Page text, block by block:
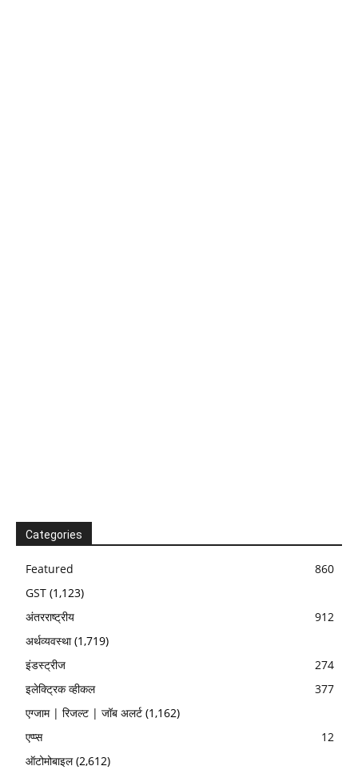
Categories
Featured
860
GST (1,123)
अंतरराष्ट्रीय
912
अर्थव्यवस्था(1,719)
इंडस्ट्रीज
274
इलेक्ट्रिक व्हीकल
377
एग्जाम | रिजल्ट | जॉब अलर्ट (1,162)
एप्प्स
12
ऑटोमोबाइल(2,612)